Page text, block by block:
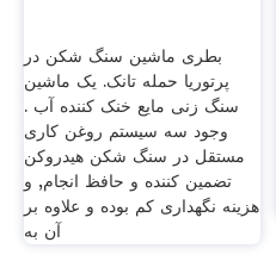
بطری ماشین سنگ شکن در
پرتوریا حمله تانک. یک ماشین
سنگ زنی مایع خنک کننده آب .
وجود سه سیستم روغن کاری
مستقل در سنگ شکن هیدروکن
تضمین کننده و حافظ انجام, و
هزینه نگهداری کم بوده و علاوه بر
آن به